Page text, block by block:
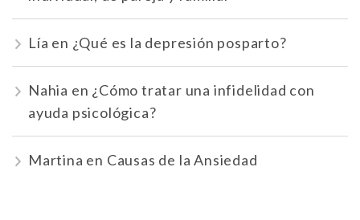
Lía en ¿Qué es la depresión posparto?
Nahia en ¿Cómo tratar una infidelidad con
ayuda psicológica?
Martina en Causas de la Ansiedad